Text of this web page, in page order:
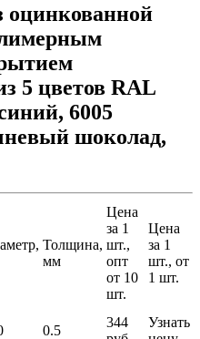
оцинкованной
5 цветов RAL
6005
шоколад,
Толщина,
мм
Цена
за 1
шт.,
опт
от 10
шт.
Цена
за 1
шт., от
1 шт.
0.5
344
Узнать